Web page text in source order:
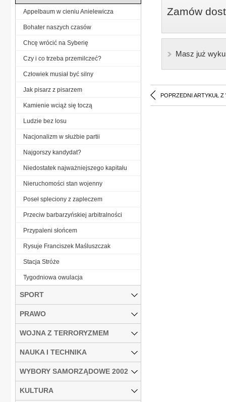
Zamów
Masz już
POPRZEDNI ARTYKUŁ Z
Appelbaum w cieniu Anielewicza
Bohater naszych czasów
Chcę wrócić na Syberię
Czy i co trzeba przemilczeć?
Człowiek musiał być silny
Jak pisarz z pisarzem
Kamienie wciąż się toczą
Ludzie bez losu
Nacjonalizm w służbie partii
Najgorszy kandydat?
Niedostatek najważniejszego kapitału
Nieruchomości stan wojenny
Poseł spleciony z zapleczem
Przeciw barbarzyńskiej arbitralności
Przypaleni słońcem
Rysuje Franciszek Maśluszczak
Stacja Stróże
Tygodniowa owulacja
SPORT
PRAWO
WOJNA Z TERRORYZMEM
NAUKA I TECHNIKA
WYBORY SAMORZĄDOWE 2002
KULTURA